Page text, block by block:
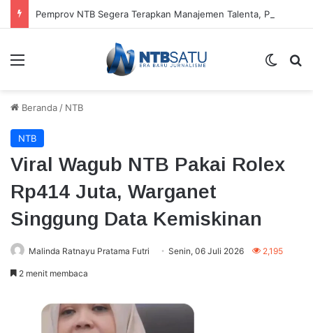
Menu
Beranda / NTB
NTB
Viral Wagub NTB Pakai Rolex
Rp414 Juta, Warganet
Singgung Data Kemiskinan
Malinda Ratnayu Pratama Futri Senin, 06 Juli 2026 2,195
2 menit membaca